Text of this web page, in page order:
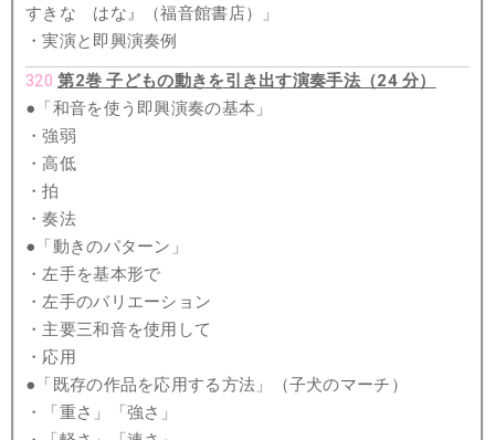
すきな はな』（福音館書店）」
・実演と即興演奏例
320第2巻 子どもの動きを引き出す演奏手法（24 分）
●「和音を使う即興演奏の基本」
・強弱
・高低
・拍
・奏法
●「動きのパターン」
・左手を基本形で
・左手のバリエーション
・主要三和音を使用して
・応用
●「既存の作品を応用する方法」（子犬のマーチ）
・「重さ」「強さ」